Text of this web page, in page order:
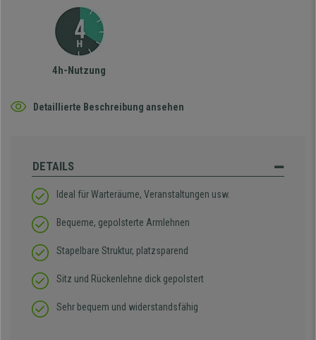
4h-Nutzung
Detaillierte Beschreibung ansehen
DETAILS
Ideal für Warteräume, Veranstaltungen usw.
Bequeme, gepolsterte Armlehnen
Stapelbare Struktur, platzsparend
Sitz und Rückenlehne dick gepolstert
Sehr bequem und widerstandsfähig